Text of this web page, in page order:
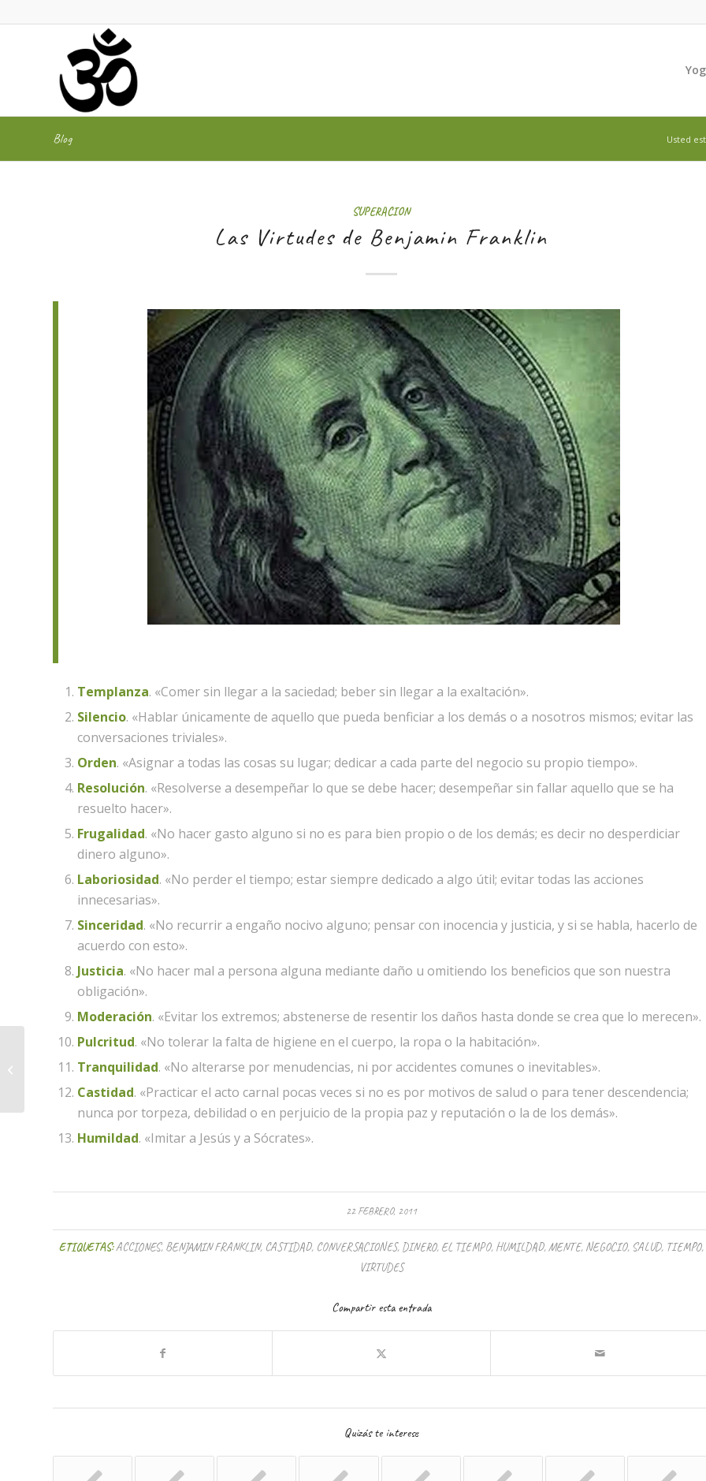
Blog Usted
SUPERACION
Las Virtudes de Benjamin Franklin
Templanza. «Comer sin llegar a la saciedad; beber sin llegar a la exaltación».
Silencio. «Hablar únicamente de aquello que pueda benficiar a los demás o a nosotros mismos; evitar las
conversaciones triviales».
Orden. «Asignar a todas las cosas su lugar; dedicar a cada parte del negocio su propio tiempo».
Resolución. «Resolverse a desempeñar lo que se debe hacer; desempeñar sin fallar aquello que se ha
resuelto hacer».
Frugalidad. «No hacer gasto alguno si no es para bien propio o de los demás; es decir no desperdiciar
dinero alguno».
Laboriosidad. «No perder el tiempo; estar siempre dedicado a algo útil; evitar todas las acciones
innecesarias».
Sinceridad. «No recurrir a engaño nocivo alguno; pensar con inocencia y justicia, y si se habla, hacerlo de
acuerdo con esto».
Justicia. «No hacer mal a persona alguna mediante daño u omitiendo los beneficios que son nuestra
obligación».
Moderación. «Evitar los extremos; abstenerse de resentir los daños hasta donde se crea que lo merecen».
Pulcritud. «No tolerar la falta de higiene en el cuerpo, la ropa o la habitación».
Tranquilidad. «No alterarse por menudencias, ni por accidentes comunes o inevitables».
Castidad. «Practicar el acto carnal pocas veces si no es por motivos de salud o para tener descendencia;
nunca por torpeza, debilidad o en perjuicio de la propia paz y reputación o la de los demás».
Humildad. «Imitar a Jesús y a Sócrates».
22 FEBRERO, 2011
ETIQUETAS: ACCIONES, BENJAMIN FRANKLIN, CASTIDAD, CONVERSACIONES, DINERO, EL TIEMPO, HUMILDAD, MENTE, NEGOCIO, SALUD, TIEMPO,
VIRTUDES
Compartir esta entrada
Quizás te interese
¿Que es ser proactivo?